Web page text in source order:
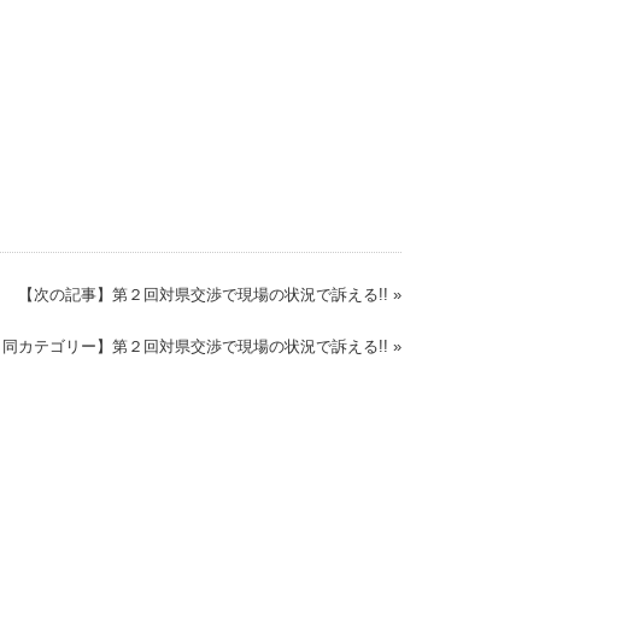
【次の記事】第２回対県交渉で現場の状況で訴える!! »
同カテゴリー】第２回対県交渉で現場の状況で訴える!! »